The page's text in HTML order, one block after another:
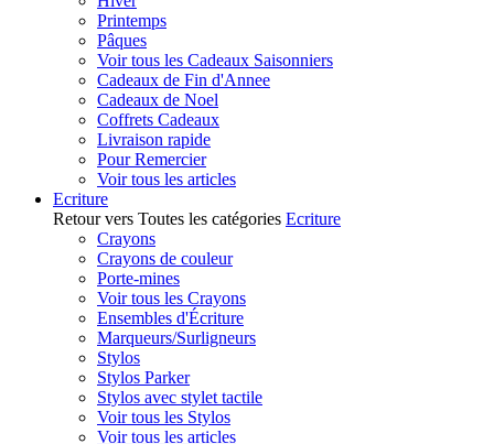
Printemps
Pâques
Voir tous les Cadeaux Saisonniers
Cadeaux de Fin d'Annee
Cadeaux de Noel
Coffrets Cadeaux
Livraison rapide
Pour Remercier
Voir tous les articles
Ecriture
Retour vers Toutes les catégories Ecriture
Crayons
Crayons de couleur
Porte-mines
Voir tous les Crayons
Ensembles d'Écriture
Marqueurs/Surligneurs
Stylos
Stylos Parker
Stylos avec stylet tactile
Voir tous les Stylos
Voir tous les articles